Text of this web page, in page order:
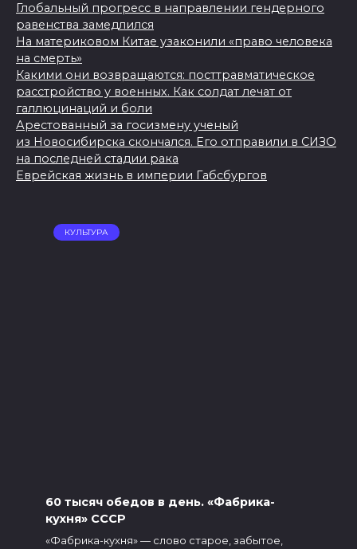
Глобальный прогресс в направлении гендерного
равенства замедлился
На материковом Китае узаконили «право человека
на смерть»
Какими они возвращаются: посттравматическое
расстройство у военных. Как солдат лечат от
галлюцинаций и боли
Арестованный за госизмену ученый
из Новосибирска скончался. Его отправили в СИЗО
на последней стадии рака
Еврейская жизнь в империи Габсбургов
КУЛЬТУРА
60 тысяч обедов в день. «Фабрика-
кухня» СССР
«Фабрика-кухня» — слово старое, забытое,